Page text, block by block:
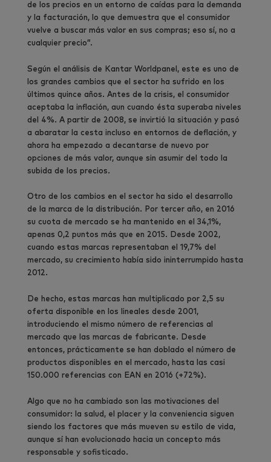
de los precios en un entorno de caídas para la demanda
y la facturación, lo que demuestra que el consumidor
vuelve a buscar más valor en sus compras; eso sí, no a
cualquier precio”.
Según el análisis de Kantar Worldpanel, este es uno de
los grandes cambios que el sector ha sufrido en los
últimos quince años. Antes de la crisis, el consumidor
aceptaba la inflación, aun cuando ésta superaba niveles
del 4%. A partir de 2008, se invirtió la situación y pasó
a abaratar la cesta incluso en entornos de deflación, y
ahora ha empezado a decantarse de nuevo por
opciones de más valor, aunque sin asumir del todo la
subida de los precios.
Otro de los cambios en el sector ha sido el desarrollo
de la marca de la distribución. Por tercer año, en 2016
su cuota de mercado se ha mantenido en el 34,1%,
apenas 0,2 puntos más que en 2015. Desde 2002,
cuando estas marcas representaban el 19,7% del
mercado, su crecimiento había sido ininterrumpido hasta
2012.
De hecho, estas marcas han multiplicado por 2,5 su
oferta disponible en los lineales desde 2001,
introduciendo el mismo número de referencias al
mercado que las marcas de fabricante. Desde
entonces, prácticamente se han doblado el número de
productos disponibles en el mercado, hasta las casi
150.000 referencias con EAN en 2016 (+72%).
Algo que no ha cambiado son las motivaciones del
consumidor: la salud, el placer y la conveniencia siguen
siendo los factores que más mueven su estilo de vida,
aunque sí han evolucionado hacia un concepto más
responsable y sofisticado.